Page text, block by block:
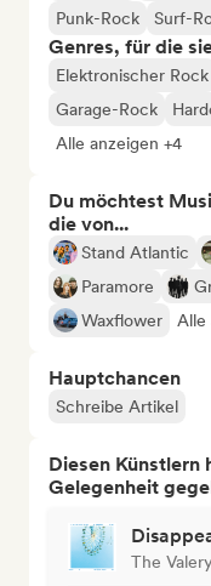
Punk-Rock
Surf-
Genres, für die
Elektronischer Rock
Garage-Rock
Alle anzeigen +4
Du möchtest
die von...
Stand Atlantic
Paramore
Waxflower
Alle
Hauptchancen
Schreibe Artikel
Diesen Künstlern
Gelegenheit
The